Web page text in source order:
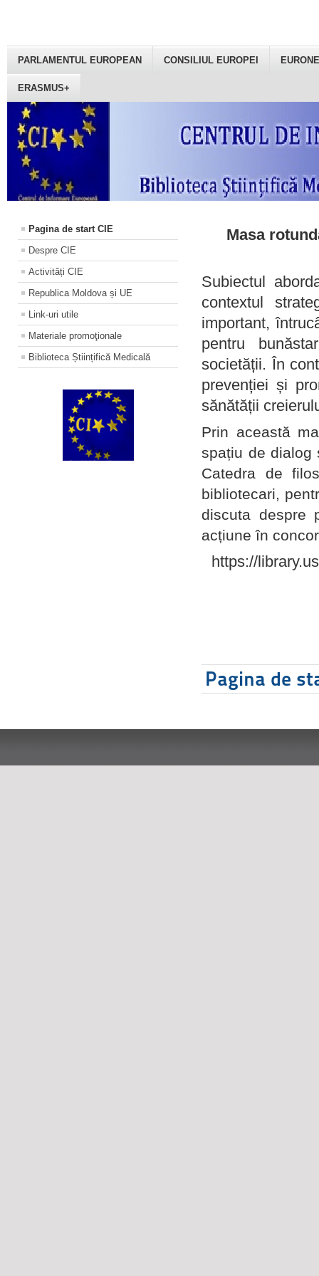
PARLAMENTUL EUROPEAN CONSILIUL EUROPEI
ERASMUS+
Pagina de start CIE
Despre CIE
Activități CIE
Republica Moldova și UE
Link-uri utile
Materiale promoţionale
Biblioteca Științifică Medicală
Masa
Subiectul
contextul
important,
pentru
societății. În
prevenției și
sănătății
Prin această
spațiu de dialog
Catedra de
bibliotecari,
discuta despre
acțiune în
https://
Pagina de